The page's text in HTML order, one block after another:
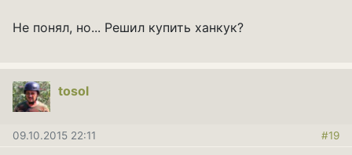
Не понял, но... Решил купить ханкук?
tosol
09.10.2015 22:11 #19